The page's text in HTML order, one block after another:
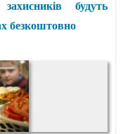
будуть
безкоштовно